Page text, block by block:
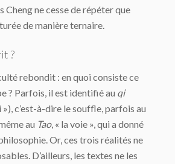
Cheng ne cesse de répéter que
de manière ternaire.
?
rebondit : en quoi consiste ce
? Parfois, il est identifié au qi
c’est-à-dire le souffle, parfois au
au Tao, « la voie », qui a donné
Or, ces trois réalités ne
D’ailleurs, les textes ne les